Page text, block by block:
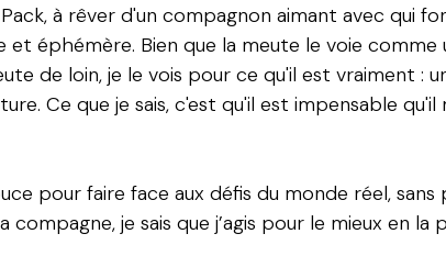
à rêver d'un compagnon aimant avec qui
éphémère. Bien que la meute le voie
de loin, je le vois pour ce qu'il est vraiment :
Ce que je sais, c'est qu'il est impensable
pour faire face aux défis du monde réel,
compagne, je sais que j’agis pour le mieux en